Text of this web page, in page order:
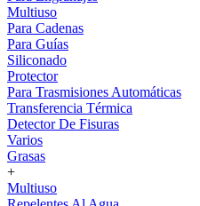
Multiuso
Para Cadenas
Para Guías
Siliconado
Protector
Para Trasmisiones Automáticas
Transferencia Térmica
Detector De Fisuras
Varios
Grasas
+
Multiuso